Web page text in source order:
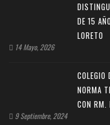
DE 15
LORETO
14 Mayo, 2026
COLEGIO
NORMA
CON
9 Septiembre, 2024